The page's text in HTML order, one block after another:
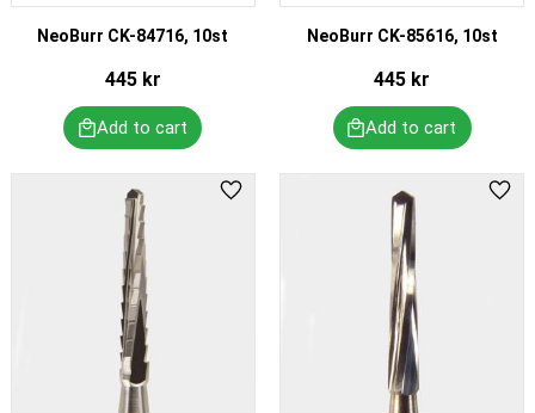
NeoBurr CK-84716, 10st
445kr
NeoBurr CK-85616, 10st
445 kr
Add to favorites Add